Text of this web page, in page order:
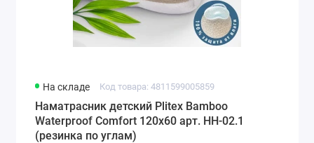
На складе Код товара: 4811599005859
Наматрасник детский Plitex Bamboo
Waterproof Comfort 120х60 арт. НН-02.1
(резинка по углам)